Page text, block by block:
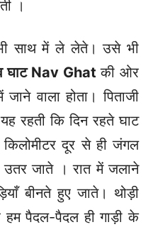
।
साथ में ले लेते। उसे भी
घाट Nav Ghat की ओर
वाला होता। पिताजी
रहती कि दिन रहते घाट
दूर से ही जंगल
जाते । रात में जलाने
बीनते हुए जाते। थोड़ी
पैदल-पैदल ही गाड़ी के